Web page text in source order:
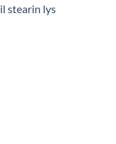
stearin lys